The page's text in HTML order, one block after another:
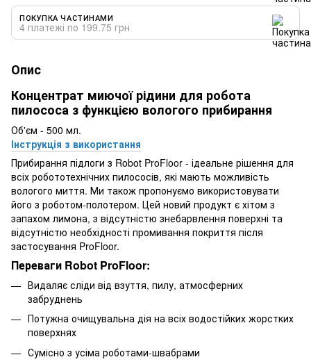
ПОКУПКА ЧАСТИНАМИ
4 платежі по 199.75 грн
Опис
Концентрат миючої рідини для робота
пилососа з функцією вологого прибирання
Об'єм - 500 мл.
Інструкція з використання
Прибирання підлоги з Robot ProFloor - ідеальне рішення для
всіх робототехнічних пилососів, які мають можливість
вологого миття. Ми також пропонуємо використовувати
його з роботом-полотером. Цей новий продукт є хітом з
запахом лимона, з відсутністю знебарвлення поверхні та
відсутністю необхідності промивання покриття після
застосування ProFloor.
Переваги Robot ProFloor:
Видаляє сліди від взуття, пилу, атмосферних
забруднень
Потужна очищувальна дія на всіх водостійких жорстких
поверхнях
Сумісно з усіма роботами-швабрами